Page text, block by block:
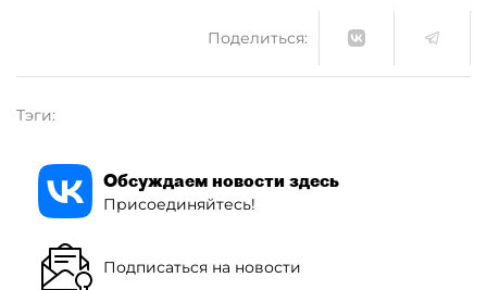
Поделиться:
Тэги:
Обсуждаем новости здесь
Присоединяйтесь!
Подписаться на новости